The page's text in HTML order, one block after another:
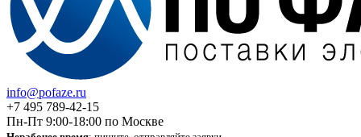
info@pofaze.ru
+7 495 789-42-15
Пн-Пт 9:00-18:00 по Москве